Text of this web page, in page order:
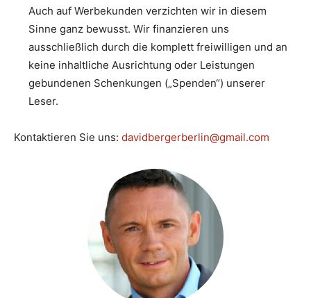
Auch auf Werbekunden verzichten wir in diesem
Sinne ganz bewusst. Wir finanzieren uns
ausschließlich durch die komplett freiwilligen und an
keine inhaltliche Ausrichtung oder Leistungen
gebundenen Schenkungen („Spenden“) unserer
Leser.
Kontaktieren Sie uns: davidbergerberlin@gmail.com